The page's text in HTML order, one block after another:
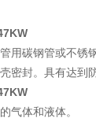
用碳钢管或不
封。具有达到
气体和液体。